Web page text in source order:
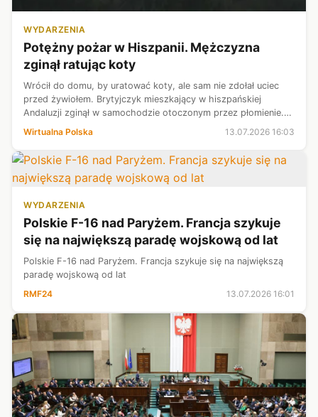
WYDARZENIA
Potężny pożar w Hiszpanii. Mężczyzna
zginął ratując koty
Wrócił do domu, by uratować koty, ale sam nie zdołał uciec
przed żywiołem. Brytyjczyk mieszkający w hiszpańskiej
Andaluzji zginął w samochodzie otoczonym przez płomienie.
Do ostatnich chwil rozmawiał przez telefon z żoną.
Wirtualna Polska 13.07.2026 16:03
WYDARZENIA
Polskie F-16 nad Paryżem. Francja szykuje
się na największą paradę wojskową od lat
Polskie F-16 nad Paryżem. Francja szykuje się na największą
paradę wojskową od lat
RMF24
13.07.2026 16:01